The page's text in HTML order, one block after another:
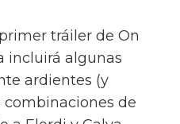
tráiler de On
incluirá algunas
ardientes (y
combinaciones de